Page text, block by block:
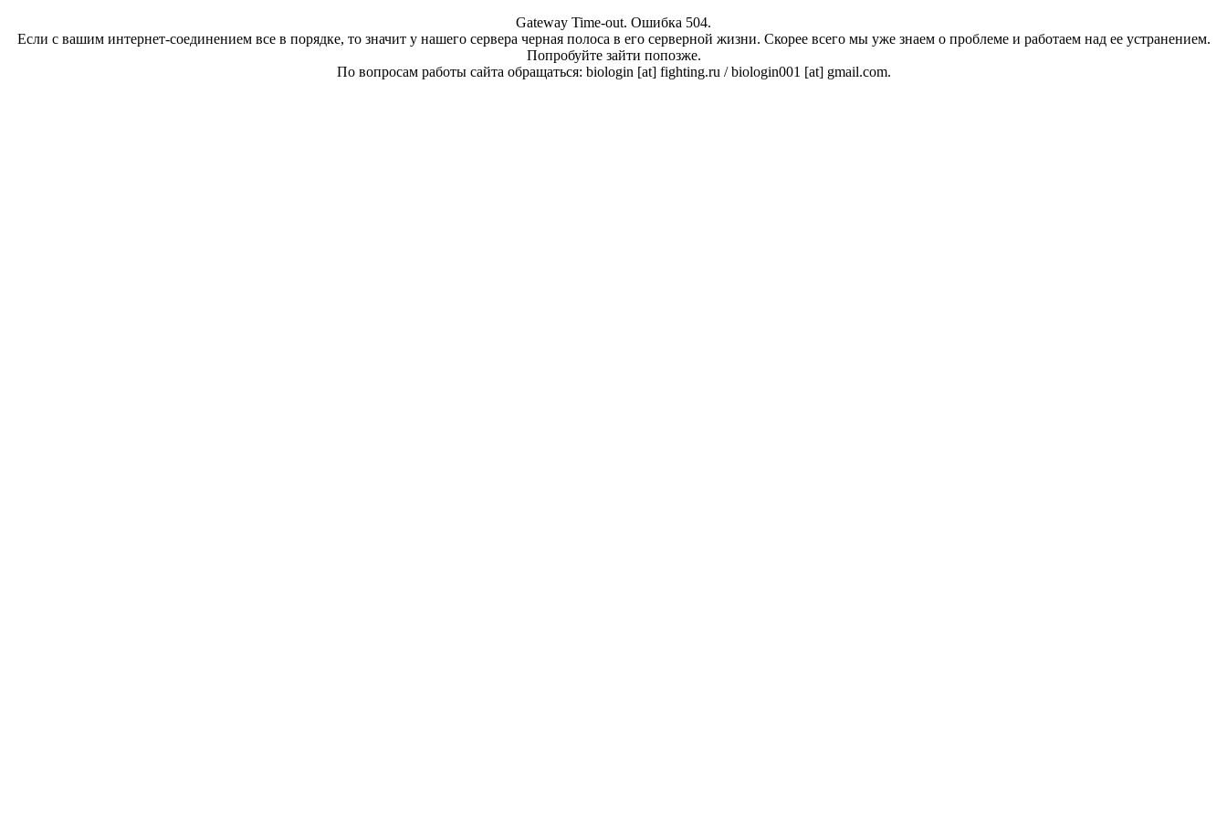
Gateway Time-out. Ошибка 504.
Если с вашим интернет-соединением все в порядке, то значит у нашего сервера черная полоса в его серверной жизни. Скорее всего мы уже знаем о проблеме и работаем над ее устранением.
Попробуйте зайти попозже.
По вопросам работы сайта обращаться: biologin [at] fighting.ru / biologin001 [at] gmail.com.